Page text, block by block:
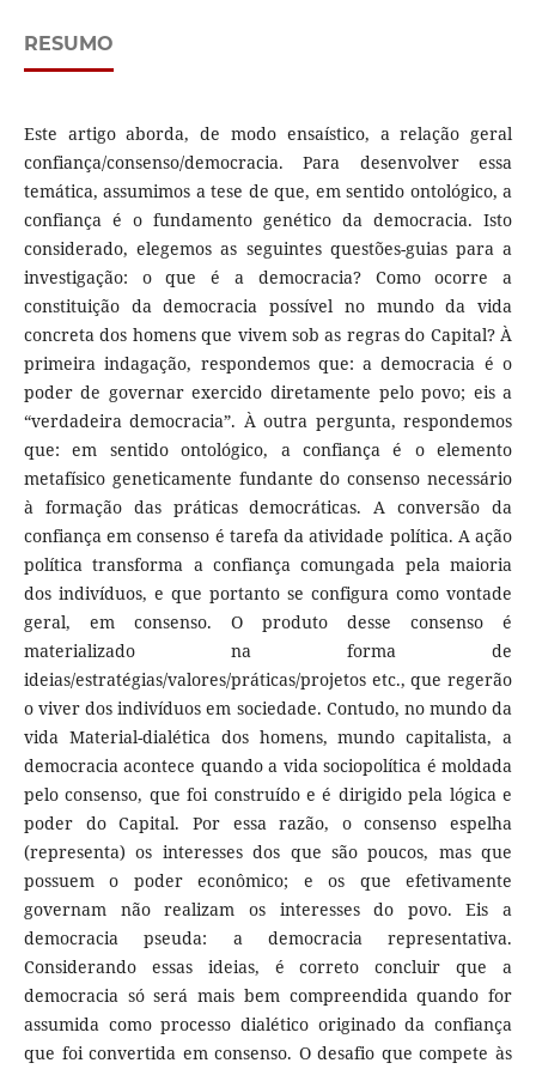
RESUMO
Este artigo aborda, de modo ensaístico, a relação geral
confiança/consenso/democracia. Para desenvolver essa
temática, assumimos a tese de que, em sentido ontológico, a
confiança é o fundamento genético da democracia. Isto
considerado, elegemos as seguintes questões-guias para a
investigação: o que é a democracia? Como ocorre a
constituição da democracia possível no mundo da vida
concreta dos homens que vivem sob as regras do Capital? À
primeira indagação, respondemos que: a democracia é o
poder de governar exercido diretamente pelo povo; eis a
“verdadeira democracia”. À outra pergunta, respondemos
que: em sentido ontológico, a confiança é o elemento
metafísico geneticamente fundante do consenso necessário
à formação das práticas democráticas. A conversão da
confiança em consenso é tarefa da atividade política. A ação
política transforma a confiança comungada pela maioria
dos indivíduos, e que portanto se configura como vontade
geral, em consenso. O produto desse consenso é
materializado na forma de
ideias/estratégias/valores/práticas/projetos etc., que regerão
o viver dos indivíduos em sociedade. Contudo, no mundo da
vida Material-dialética dos homens, mundo capitalista, a
democracia acontece quando a vida sociopolítica é moldada
pelo consenso, que foi construído e é dirigido pela lógica e
poder do Capital. Por essa razão, o consenso espelha
(representa) os interesses dos que são poucos, mas que
possuem o poder econômico; e os que efetivamente
governam não realizam os interesses do povo. Eis a
democracia pseuda: a democracia representativa.
Considerando essas ideias, é correto concluir que a
democracia só será mais bem compreendida quando for
assumida como processo dialético originado da confiança
que foi convertida em consenso. O desafio que compete às